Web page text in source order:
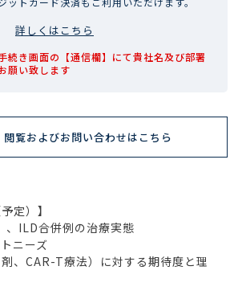
詳しくはこちら
続き画面の【通信欄】にて貴社名及び部署
願い致します
覧およびお問い合わせはこちら
定）】
ILD合併例の治療実態
ニーズ
、CAR-T療法）に対する期待度と理